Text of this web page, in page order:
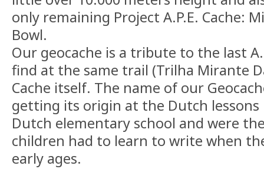
only remaining Project A.P.E. Cache:
Bowl.
Our geocache is a tribute to the last
find at the same trail (Trilha Mirante
Cache itself. The name of our
getting its origin at the Dutch
Dutch elementary school and were
children had to learn to write when
early ages.